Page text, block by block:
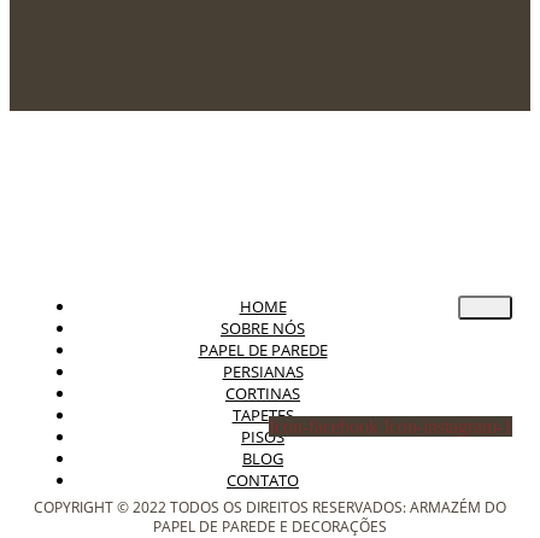
HOME
SOBRE NÓS
PAPEL DE PAREDE
PERSIANAS
CORTINAS
TAPETES
PISOS
BLOG
CONTATO
Icon-facebook Icon-instagram-1
COPYRIGHT © 2022 TODOS OS DIREITOS RESERVADOS: ARMAZÉM DO
PAPEL DE PAREDE E DECORAÇÕES